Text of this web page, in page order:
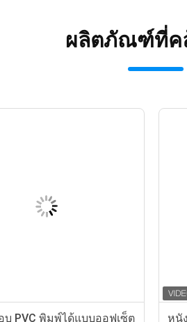
ผลิตภัณฑ์ที่ค
บ PVC พิมพ์ได้แบบออฟเซ็ต หนั